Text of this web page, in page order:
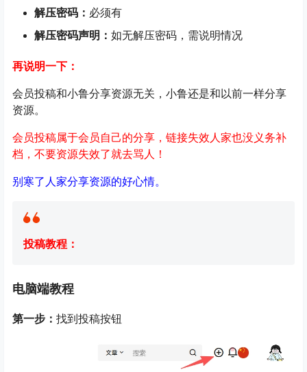
解压密码： 必须有
解压密码声明： 如无解压密码，需说明情况
再说明一下：
会员投稿和小鲁分享资源无关，小鲁还是和以前一样分享
资源。
会员投稿属于会员自己的分享，链接失效人家也没义务补
档，不要资源失效了就去骂人！
别寒了人家分享资源的好心情。
投稿教程：
电脑端教程
第一步： 找到投稿按钮